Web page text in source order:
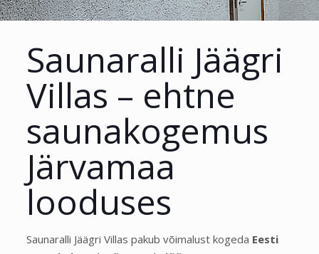
Saunaralli Jäägri
Villas – ehtne
saunakogemus
Järvamaa
looduses
Saunaralli Jäägri Villas pakub võimalust kogeda Eesti